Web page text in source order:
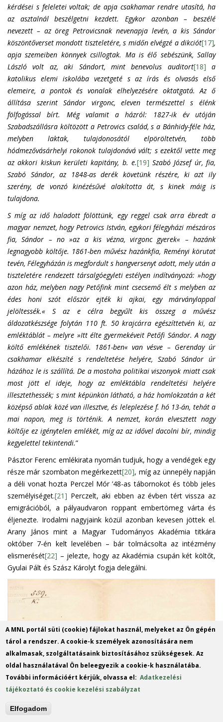
kérdései s feleletei voltak; de apja csakhamar rendre utasítá, ha
az asztalnál beszélgetni kezdett. Egykor azonban – beszélé
nevezett – az öreg Petrovicsnak nevenapja levén, a kis Sándor
köszöntőverset mondott tiszteletére, s midőn elvégzé a dikciót[17],
apja szemeiben könnyek csillogtak. Ma is élő sebészünk, Sallay
László volt az, aki Sándort, mint benevolus auditort[18] a
katolikus elemi iskolába vezetgeté s az írás és olvasás első
elemeire, a pontok és vonalak elhelyezésére oktatgatá. Az ő
állítása szerint Sándor virgonc, eleven természettel s élénk
fölfogással bírt. Még valamit a házról: 1827-ik év utóján
Szabadszállásra költözött a Petrovics család, s a Bánhidy-féle ház,
melyben laktak, tulajdonosától elpöröltetvén, több
hódmezővásárhelyi rokonok tulajdonává vált; s ezektől vette meg
az akkori kiskun kerületi kapitány, b. e.[19] Szabó József úr, fia,
Szabó Sándor, az 1848-as derék követünk részére, ki azt ily
szerény, de vonzó kinézésűvé alakította át, s kinek máig is
tulajdona.
S míg az idő haladott fölöttünk, egy reggel csak arra ébredt a
magyar nemzet, hogy Petrovics István, egykori félegyházi mészáros
fia, Sándor – no »az a kis vézna, virgonc gyerek« – hazánk
legnagyobb költője. 1861-ben művész hazánkfia, Reményi körutat
tevén, Félegyházán is megfordult s hangversenyt adott, mely után a
tiszteletére rendezett társalgóegyleti estélyen indítványozá: »hogy
azon ház, melyben nagy Petőfink mint csecsemő élt s melyben az
édes honi szót először ejték ki ajkai, egy márványlappal
jelöltessék.« S az e célra begyűlt kis összeg a művész
áldozatkészsége folytán 110 ft. 50 krajcárra egészíttetvén ki, az
emléktáblát – melyre »Itt élte gyermekéveit Petőfi Sándor. A nagy
költő emlékének tisztelői. 1861-ben« van vésve – Gerenday úr
csakhamar elkészíté s rendeltetése helyére, Szabó Sándor úr
házához le is szállítá. De a mostoha politikai viszonyok miatt csak
most jött el ideje, hogy az emléktábla rendeltetési helyére
illesztethessék; s mint képünkön látható, a ház homlokzatán a két
középső ablak közé van illesztve, és leleplezése f. hó 13-án, tehát a
mai napon, meg is történik. A nemzet, korán elvesztett nagy
költője ez igénytelen emlékét, míg az az idővel dacolni bír, mindig
kegyelettel tekintendi.”
Pásztor Ferenc emlékirata nyomán tudjuk, hogy a vendégek egy
része már szombaton megérkezett[20], míg az ünnepély napján
a déli vonat hozta Perczel Mór ’48-as tábornokot és több jeles
személyiséget.[21] Perczelt, aki ebben az évben tért vissza az
emigrációból, a pályaudvaron roppant embertömeg várta és
éljenezte. Irodalmi nagyjaink közül azonban kevesen jöttek el.
Arany János mint a Magyar Tudományos Akadémia titkára
október 7-én kelt levelében – bár tolmácsolta az intézmény
elismerését[22] – jelezte, hogy az Akadémia csupán két költőt,
Gyulai Pált és Szász Károlyt fogja delegálni.
A MNL portál süti (cookie) fájlokat használ, melyeket az Ön gépén
tárol a rendszer. A cookie-k személyek azonosítására nem
alkalmasak, szolgáltatásaink biztosításához szükségesek. Az
oldal használatával Ön beleegyezik a cookie-k használatába.
További információért kérjük, olvassa el:Adatkezelési
tájékoztató és cookie kezelési szabályzat
Elfogadom